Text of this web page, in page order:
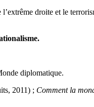
droite et le
diplomatique.
2011) ; Comment la